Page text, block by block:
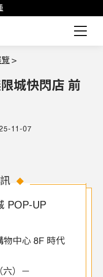
覽 >
城快閃店 前
11-07
◆
POP-UP
物中心 8F 時代
六）－